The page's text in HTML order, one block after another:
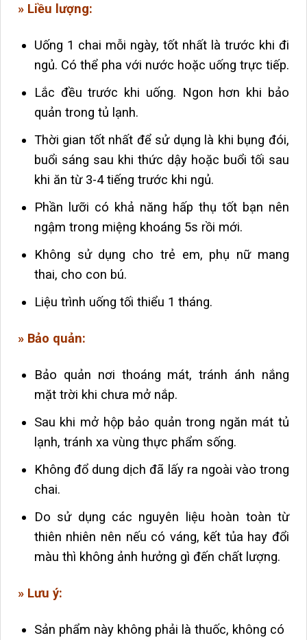
» Liều lượng:
Uống 1 chai mỗi ngày, tốt nhất là trước khi đi
ngủ. Có thể pha với nước hoặc uống trực tiếp.
Lắc đều trước khi uống. Ngon hơn khi bảo
quản trong tủ lạnh.
Thời gian tốt nhất để sử dụng là khi bụng đói,
buổi sáng sau khi thức dậy hoặc buổi tối sau
khi ăn từ 3-4 tiếng trước khi ngủ.
Phần lưỡi có khả năng hấp thụ tốt bạn nên
ngậm trong miệng khoáng 5s rồi mới.
Không sử dụng cho trẻ em, phụ nữ mang
thai, cho con bú.
Liệu trình uống tối thiểu 1 tháng.
» Bảo quản:
Bảo quản nơi thoáng mát, tránh ánh nắng
mặt trời khi chưa mở nắp.
Sau khi mở hộp bảo quản trong ngăn mát tủ
lạnh, tránh xa vùng thực phẩm sống.
Không đổ dung dịch đã lấy ra ngoài vào trong
chai.
Do sử dụng các nguyên liệu hoàn toàn từ
thiên nhiên nên nếu có váng, kết tủa hay đổi
màu thì không ảnh hưởng gì đến chất lượng.
» Lưu ý:
Sản phẩm này không phải là thuốc, không có